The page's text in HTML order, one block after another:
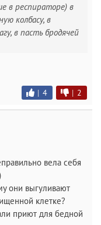
в респираторе) в
колбасу, в
в пасть бродячей
| 4 | 2
вела себя
они выгуливают
клетке?
приют для бедной